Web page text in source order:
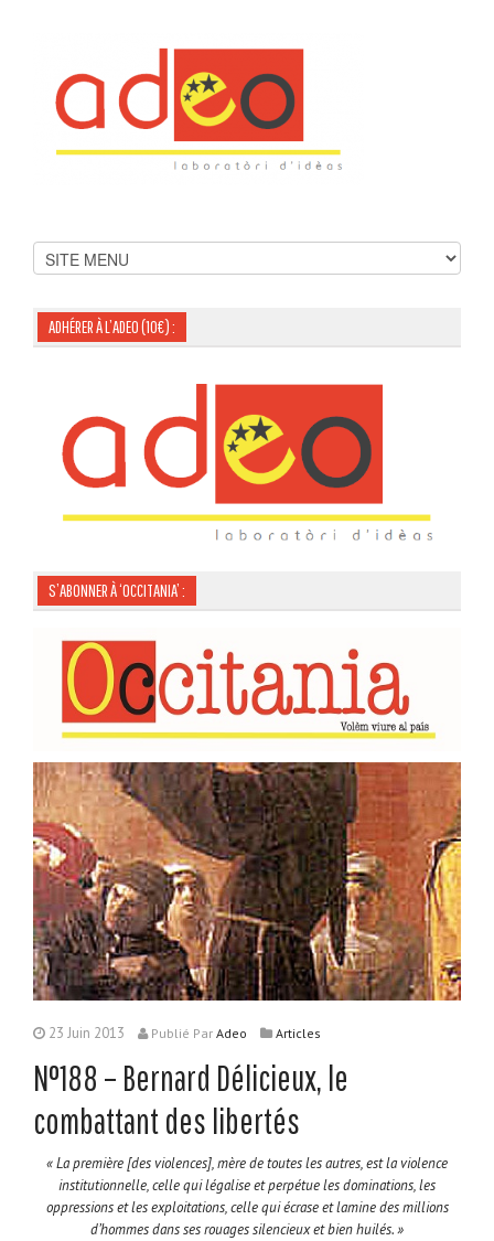
ADHÉRER À L’ADEO (10€) :
S’ABONNER À ‘OCCITANIA’ :
23 Juin 2013 Publié Par Adeo Articles
N°188 – Bernard Délicieux, le
combattant des libertés
« La première [des violences], mère de toutes les autres, est la violence
institutionnelle, celle qui légalise et perpétue les dominations, les
oppressions et les exploitations, celle qui écrase et lamine des millions
d’hommes dans ses rouages silencieux et bien huilés. »